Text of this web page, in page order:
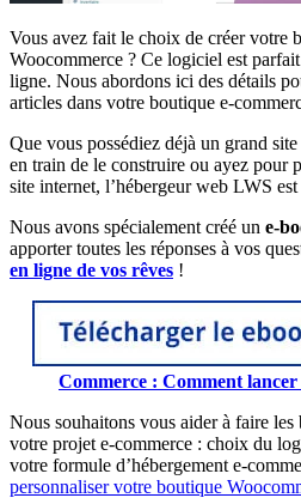
Vous avez fait le choix de créer votre
Woocommerce ? Ce logiciel est
ligne. Nous abordons ici des détails
articles dans votre boutique e-
Que vous possédiez déjà un grand
en train de le construire ou ayez pour
site internet, l’hébergeur web LWS
Nous avons spécialement créé un e-
apporter toutes les réponses à vos
en ligne de vos rêves !
Commerce : Comment
Nous souhaitons vous aider à faire
votre projet e-commerce : choix du
votre formule d’hébergement e-
personnaliser votre boutique